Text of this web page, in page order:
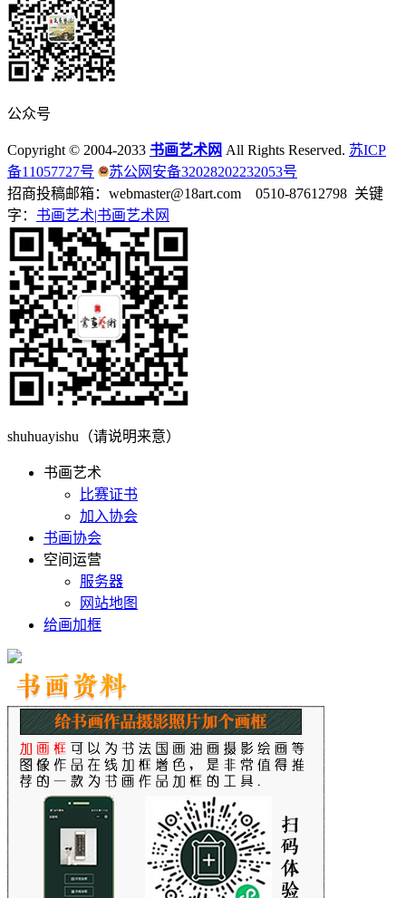
公众号
Copyright © 2004-2033 书画艺术网 All Rights Reserved. 苏ICP
备11057727号
苏公网安备32028202232053号
招商投稿邮箱：webmaster@18art.com 0510-87612798 关键
字： 书画艺术|书画艺术网
shuhuayishu（请说明来意）
书画艺术
比赛证书
加入协会
书画协会
空间运营
服务器
网站地图
给画加框